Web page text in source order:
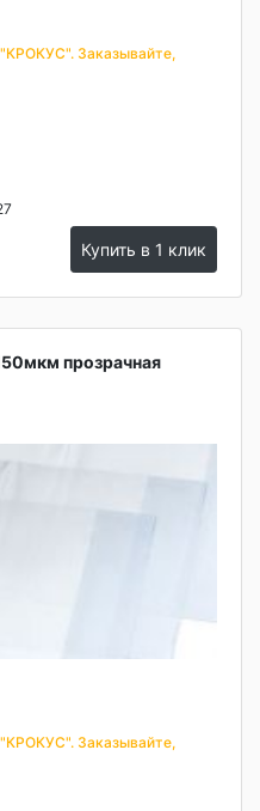
Заказывайте,
Купить в 1 клик
прозрачная
Заказывайте,